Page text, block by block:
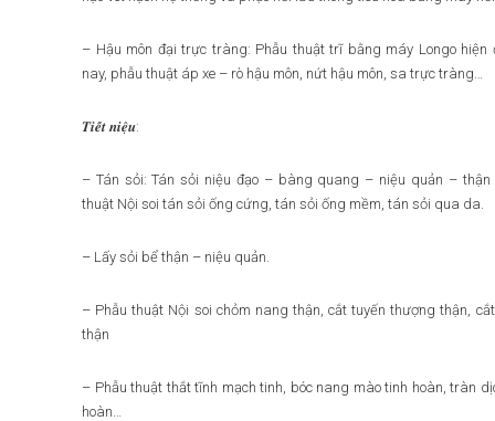
– Hậu môn đại trực tràng: Phẫu thuật trĩ bằng máy Longo hiện
nay, phẫu thuật áp xe – rò hậu môn, nứt hậu môn, sa trực tràng…
𝑻𝒊𝒆̂́𝒕 𝒏𝒊𝒆̣̂𝒖:
– Tán sỏi: Tán sỏi niệu đạo – bàng quang – niệu quản –
thuật Nội soi tán sỏi ống cứng, tán sỏi ống mềm, tán sỏi qua da.
– Lấy sỏi bể thận – niệu quản.
– Phẫu thuật Nội soi chỏm nang thận, cắt tuyến thượng thận,
thận
– Phẫu thuật thắt tĩnh mạch tinh, bóc nang mào tinh hoàn, tràn
hoàn…